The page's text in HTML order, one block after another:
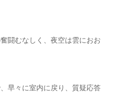
闘むなしく、夜空は雲におお
早々に室内に戻り、質疑応答